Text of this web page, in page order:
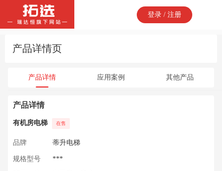
登录 / 注册
产品详情页
产品详情 应用案例 其他产品
产品详情
有机房电梯 在售
品牌 蒂升电梯
规格型号 ***